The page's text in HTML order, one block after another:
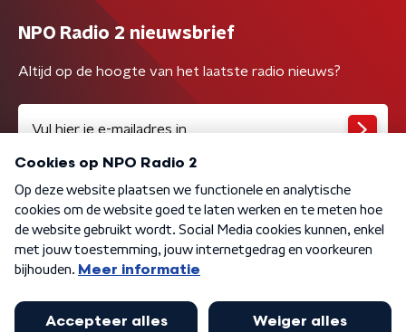
NPO Radio 2 nieuwsbrief
Altijd op de hoogte van het laatste radio nieuws?
Algemene voorwaarden Privacybeleid